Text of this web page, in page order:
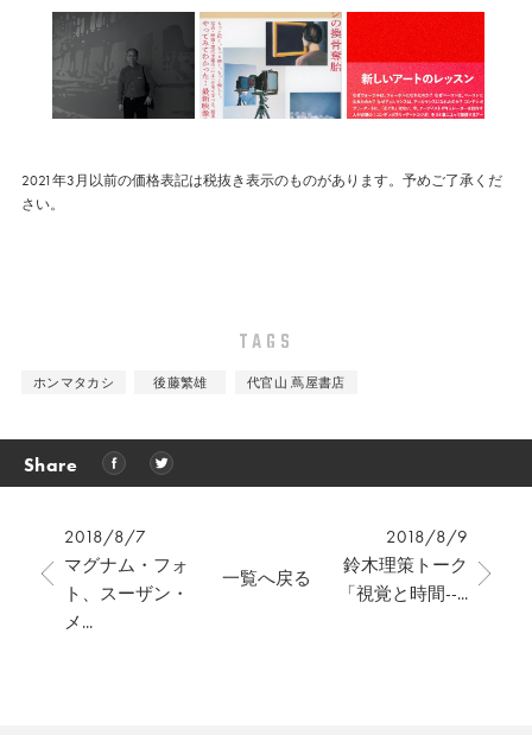
2021年3月以前の価格表記は税抜き表示のものがあります。予めご了承くだ
さい。
TAGS
ホンマタカシ 後藤繁雄 代官山 蔦屋書店
Share
2018/8/7
マグナム・フォ
ト、スーザン・
メ...
2018/8/9
鈴木理策トーク
「視覚と時間--...
一覧へ戻る